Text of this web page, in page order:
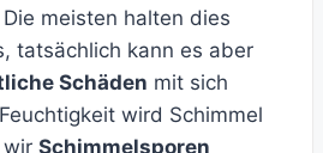
meisten halten dies
tatsächlich kann es aber
Schäden mit sich
wird Schimmel
wir Schimmelsporen